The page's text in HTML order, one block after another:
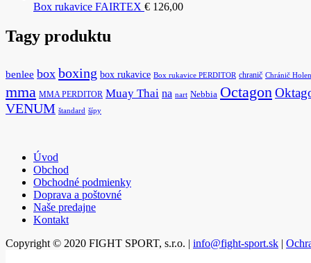
Box rukavice FAIRTEX € 126,00
Tagy produktu
benlee box boxing box rukavice Box rukavice PERDITOR chranič Chránič
mma MMA PERDITOR Muay Thai na nart Nebbia Octagon
VENUM štandard šípy
Úvod
Obchod
Obchodné podmienky
Doprava a poštovné
Naše predajne
Kontakt
Copyright © 2020 FIGHT SPORT, s.r.o. | info@fight-sport.sk |